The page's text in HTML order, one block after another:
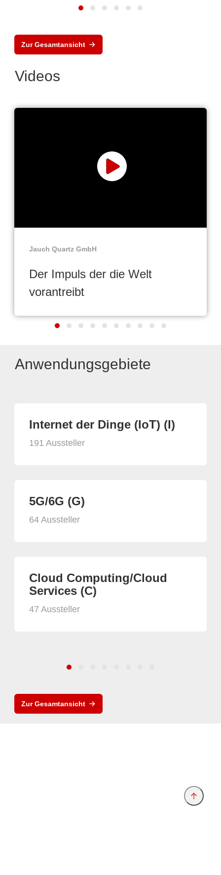
Zur Gesamtansicht
Videos
Jauch Quartz GmbH
Der Impuls der die Welt
vorantreibt
Anwendungsgebiete
Internet der Dinge (IoT) (I)
191 Aussteller
5G/6G (G)
64 Aussteller
Cloud Computing/Cloud
Services (C)
47 Aussteller
Zur Gesamtansicht